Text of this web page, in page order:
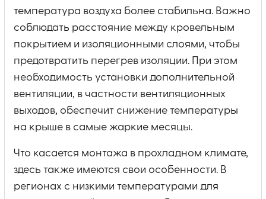
температура воздуха более стабильна. Важно
соблюдать расстояние между кровельным
покрытием и изоляционными слоями, чтобы
предотвратить перегрев изоляции. При этом
необходимость установки дополнительной
вентиляции, в частности вентиляционных
выходов, обеспечит снижение температуры
на крыше в самые жаркие месяцы.
Что касается монтажа в прохладном климате,
здесь также имеются свои особенности. В
регионах с низкими температурами для